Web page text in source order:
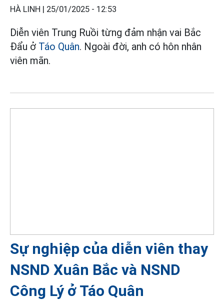
HÀ LINH | 25/01/2025 - 12:53
Diễn viên Trung Ruồi từng đảm nhận vai Bắc
Đẩu ở Táo Quân. Ngoài đời, anh có hôn nhân
viên mãn.
Sự nghiệp của diễn viên thay
NSND Xuân Bắc và NSND
Công Lý ở Táo Quân